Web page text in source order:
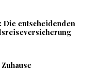
Die entscheidenden